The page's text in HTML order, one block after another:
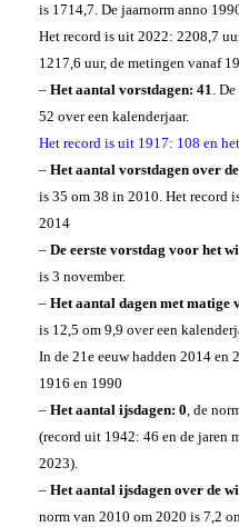
is 1714,7. De jaarnorm anno
Het record is uit 2022: 2208,7
1217,6 uur, de metingen vanaf
– Het aantal vorstdagen: 41.
52 over een kalenderjaar.
Het record is uit 1917: 108 en
– Het aantal vorstdagen over
is 35 om 38 in 2010. Het record
2014
– De eerste vorstdag voor het
is 3 november.
– Het aantal dagen met matige
is 12,5 om 9,9 over een
In de 21e eeuw hadden 2014 en
1916 en 1990
– Het aantal ijsdagen: 0, de
(record uit 1942: 46 en de jaren
2023).
– Het aantal ijsdagen over de
norm van 2010 om 2020 is 7,2